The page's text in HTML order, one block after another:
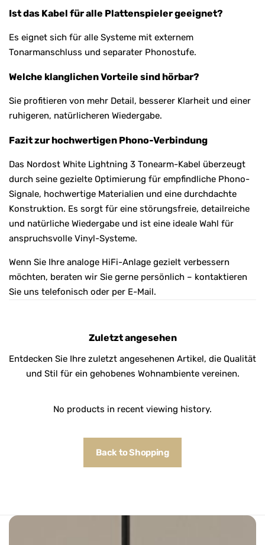
Ist das Kabel für alle Plattenspieler geeignet?
Es eignet sich für alle Systeme mit externem
Tonarmanschluss und separater Phonostufe.
Welche klanglichen Vorteile sind hörbar?
Sie profitieren von mehr Detail, besserer Klarheit und einer
ruhigeren, natürlicheren Wiedergabe.
Fazit zur hochwertigen Phono-Verbindung
Das Nordost White Lightning 3 Tonearm-Kabel überzeugt
durch seine gezielte Optimierung für empfindliche Phono-
Signale, hochwertige Materialien und eine durchdachte
Konstruktion. Es sorgt für eine störungsfreie, detailreiche
und natürliche Wiedergabe und ist eine ideale Wahl für
anspruchsvolle Vinyl-Systeme.
Wenn Sie Ihre analoge HiFi-Anlage gezielt verbessern
möchten, beraten wir Sie gerne persönlich – kontaktieren
Sie uns telefonisch oder per E-Mail.
Zuletzt angesehen
Entdecken Sie Ihre zuletzt angesehenen Artikel, die Qualität
und Stil für ein gehobenes Wohnambiente vereinen.
No products in recent viewing history.
Back to Shopping